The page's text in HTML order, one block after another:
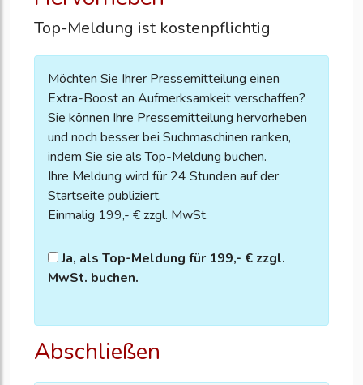
Top-Meldung ist kostenpflichtig
Möchten Sie Ihrer Pressemitteilung einen
Extra-Boost an Aufmerksamkeit verschaffen?
Sie können Ihre Pressemitteilung hervorheben
und noch besser bei Suchmaschinen ranken,
indem Sie sie als Top-Meldung buchen.
Ihre Meldung wird für 24 Stunden auf der
Startseite publiziert.
Einmalig 199,- € zzgl. MwSt.
Ja, als Top-Meldung für 199,- € zzgl.
MwSt. buchen.
Abschließen